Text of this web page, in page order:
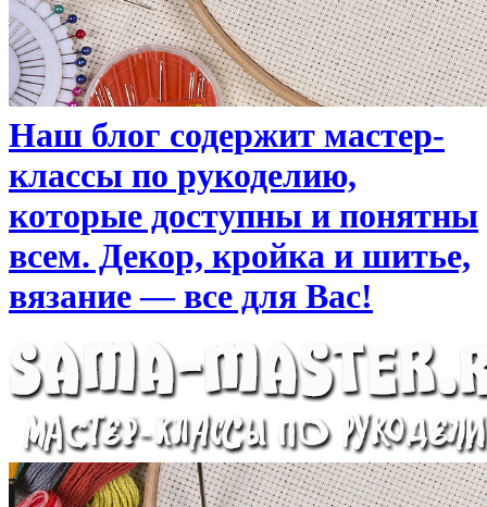
Наш блог содержит мастер-
классы по рукоделию,
которые доступны и понятны
всем. Декор, кройка и шитье,
вязание — все для Вас!